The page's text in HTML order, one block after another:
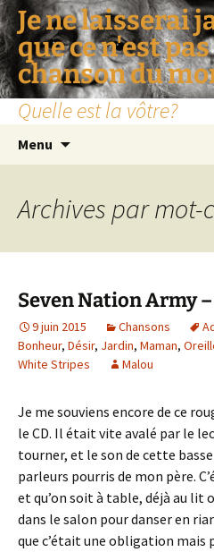
Je ne laisserai
que ce n'est
chanson du
Quelle est la vôtre?
Menu
Archives par mot-
Seven Nation Army
9 juin 2015 Chansons
Bonheur, Désir, Jardin, Maman,
White Stripes
Malou
Je me souviens encore de ce
le CD. Il était vite avalé par le
tourner, et le son de cette
parleurs pourris de mon père.
et qu’on soit à table, déjà au
dans le salon pour danser en
que c’était une obligation mais